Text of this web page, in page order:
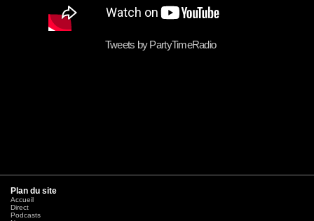
Tweets by PartyTimeRadio
Plan du site
Accueil
Direct
Podcasts